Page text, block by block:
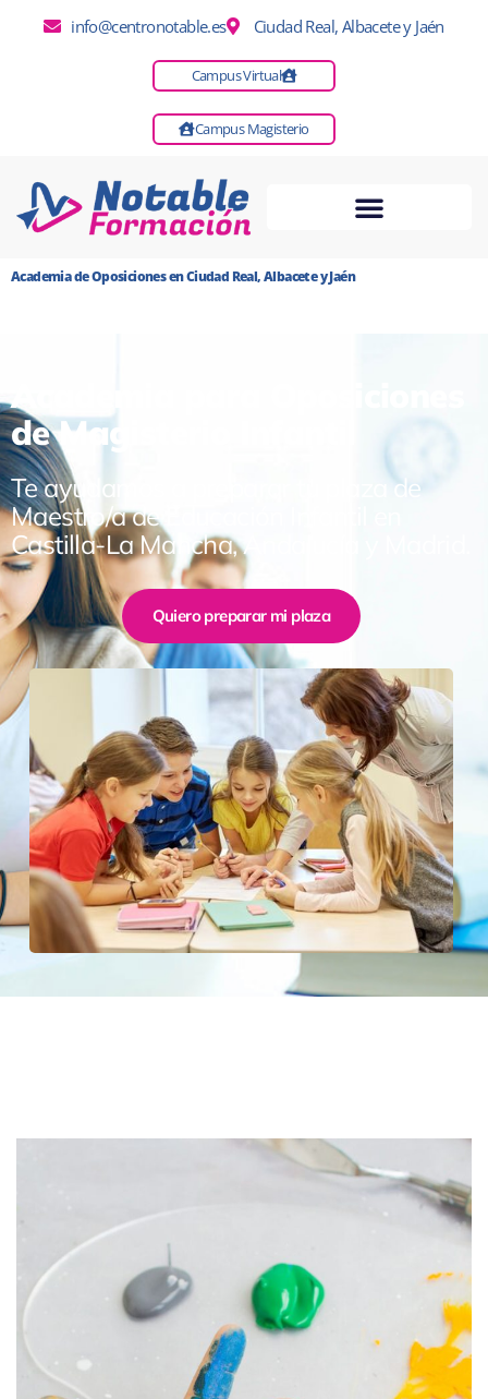
info@centronotable.es Ciudad Real, Albacete y Jaén
Campus Virtual
Campus Magisterio
Academia de Oposiciones en Ciudad Real, Albacete y Jaén
Academia para Oposiciones
de Magisterio Infantil
Te ayudamos a preparar tu plaza de
Maestro/a de Educación Infantil en
Castilla-La Mancha, Andalucía y Madrid.
Quiero preparar mi plaza